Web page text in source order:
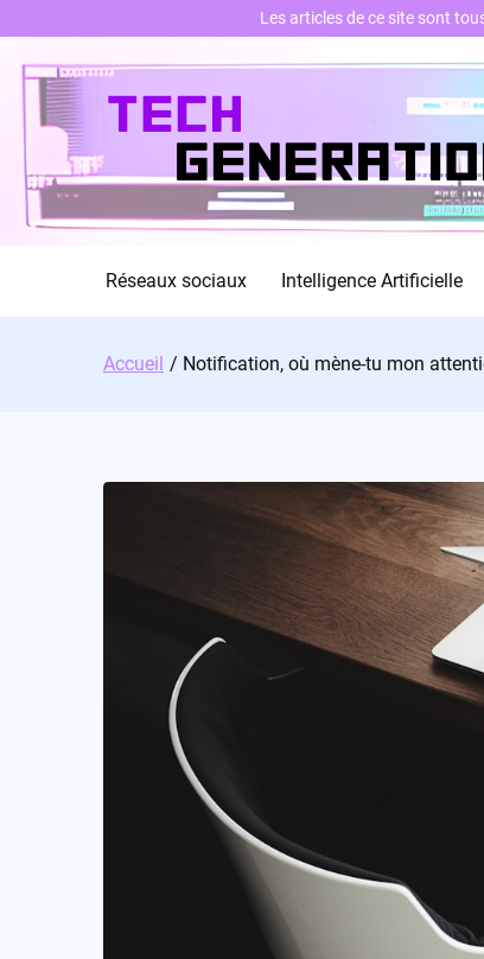
content
Réseaux sociaux Intelligence Artificielle
Accueil Notification, où mène-tu mon
Les articles de ce site sont